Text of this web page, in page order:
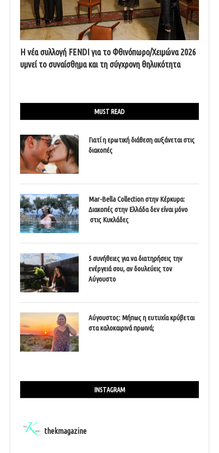
Η νέα συλλογή FENDI για το Φθινόπωρο/Χειμώνα 2026
υμνεί το συναίσθημα και τη σύγχρονη θηλυκότητα
MUST READ
Γιατί η ερωτική διάθεση αυξάνεται στις
διακοπές
Mar-Bella Collection στην Κέρκυρα:
Διακοπές στην Ελλάδα δεν είναι μόνο
στις Κυκλάδες
5 συνήθειες για να διατηρήσεις την
ενέργειά σου, αν δουλεύεις τον
Αύγουστο
Αύγουστος: Μήπως η ευτυχία κρύβεται
στα καλοκαιρινά πρωινά;
INSTAGRAM
thekmagazine